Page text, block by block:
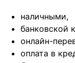
наличными,
банковской
онлайн-
оплата в